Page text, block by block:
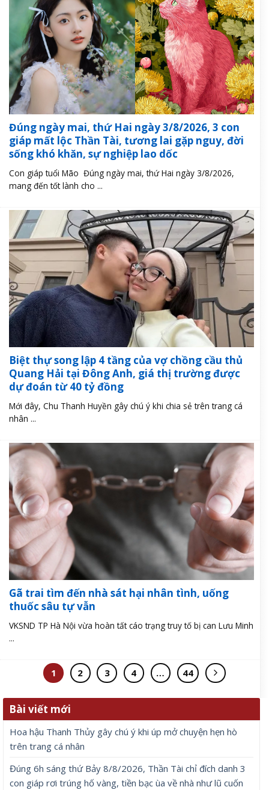
Đúng ngày mai, thứ Hai ngày 3/8/2026, 3 con
giáp mất lộc Thần Tài, tương lai gặp nguy, đời
sống khó khăn, sự nghiệp lao dốc
Con giáp tuổi Mão Đúng ngày mai, thứ Hai ngày 3/8/2026,
mang đến tốt lành cho ...
Biệt thự song lập 4 tầng của vợ chồng cầu thủ
Quang Hải tại Đông Anh, giá thị trường được
dự đoán từ 40 tỷ đồng
Mới đây, Chu Thanh Huyền gây chú ý khi chia sẻ trên trang cá
nhân ...
Gã trai tìm đến nhà sát hại nhân tình, uống
thuốc sâu tự vẫn
VKSND TP Hà Nội vừa hoàn tất cáo trạng truy tố bị can Lưu Minh
...
1 2 3 4 … 44
Bài viết mới
Hoa hậu Thanh Thủy gây chú ý khi úp mở chuyện hẹn hò
trên trang cá nhân
Đúng 6h sáng thứ Bảy 8/8/2026, Thần Tài chỉ đích danh 3
con giáp rơi trúng hố vàng, tiền bạc ùa về nhà như lũ cuốn